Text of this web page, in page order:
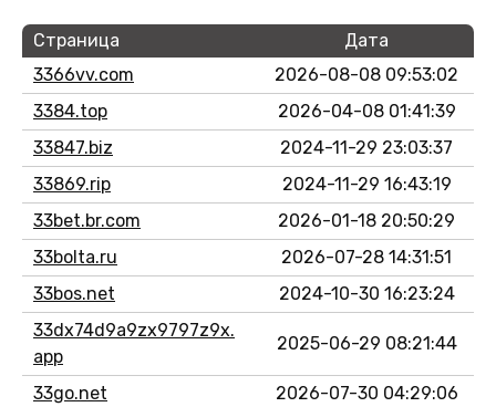
Страница
Дата
3366vv.com
2026-08-08 09:53:02
3384.top
2026-04-08 01:41:39
33847.biz
2024-11-29 23:03:37
33869.rip
2024-11-29 16:43:19
33bet.br.com
2026-01-18 20:50:29
33bolta.ru
2026-07-28 14:31:51
33bos.net
2024-10-30 16:23:24
33dx74d9a9zx9797z9x.
app
2025-06-29 08:21:44
33go.net
2026-07-30 04:29:06